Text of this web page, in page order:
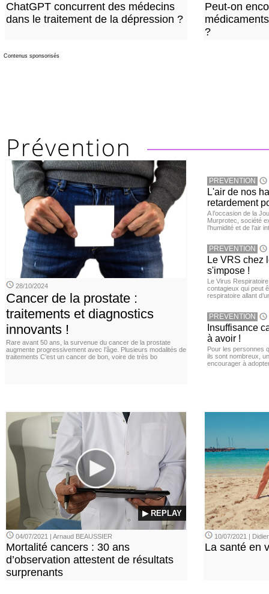
ChatGPT concurrent des médecins
dans le traitement de la dépression ?
Peut-on
?
Contenus sponsorisés
28/10/2024
Cancer de la prostate :
traitements et diagnostics
innovants !
Rare avant 50 ans, la survenue du cancer de la prostate
augmente progressivement avec l’âge. Plusieurs modalités de
traitements C’est un cancer de bon, voire de très bo
PREVENTION
L'air de nos
retardement
A l’occasion de la
Murprotec, société
l’humidité et de l’air
PREVENTION
Le VRS chez
s'impose !
Le Virus
contagieux qui peut
respiratoire allant
PREVENTION
Insuffisance
à avoir !
Pour les personnes
ils sont nombreux,
encourager à
▶ REPLAY
04/07/2021 | Arnaud BEAUSSIER
Mortalité cancers : 30 ans
d’observation attestent de résultats
surprenants
10/07/2021 |
La santé en